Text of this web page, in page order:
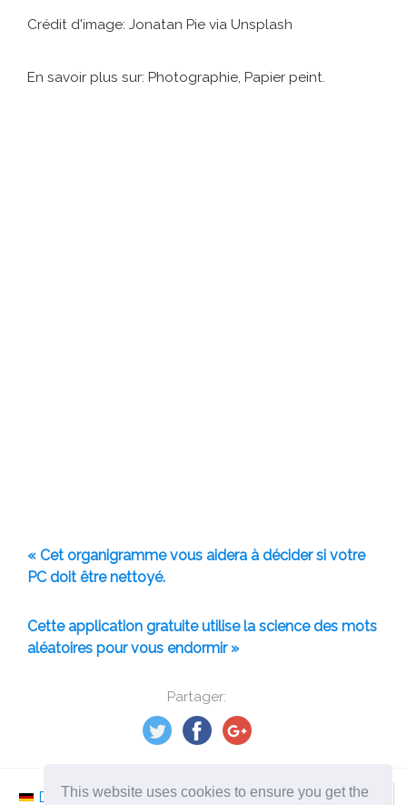
This website uses cookies to ensure you get the
Partager:
Crédit d'image: Jonatan Pie via Unsplash
En savoir plus sur: Photographie, Papier peint.
« Cet organigramme vous aidera à décider si votre
PC doit être nettoyé.
Cette application gratuite utilise la science des mots
aléatoires pour vous endormir »
Deutsch Nederlands Svenska Norsk